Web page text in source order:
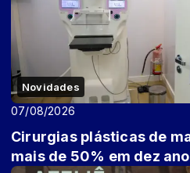
Novidades
07/08/2026
Cirurgias plásticas de
mais de 50% em dez